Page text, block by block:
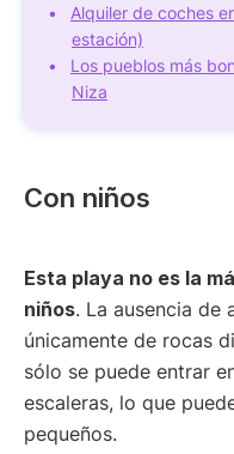
Alquiler de coches
estación)
Los pueblos más
Niza
Con niños
Esta playa no es la
niños. La ausencia de
únicamente de rocas
sólo se puede entrar
escaleras, lo que
pequeños.